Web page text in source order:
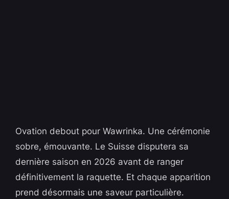
Ovation debout pour Wawrinka. Une cérémonie
sobre, émouvante. Le Suisse disputera sa
dernière saison en 2026 avant de ranger
définitivement la raquette. Et chaque apparition
prend désormais une saveur particulière.